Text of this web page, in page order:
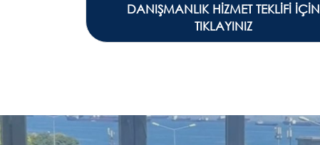
DANIŞMANLIK HİZMET TEKLİFİ İÇİN
TIKLAYINIZ